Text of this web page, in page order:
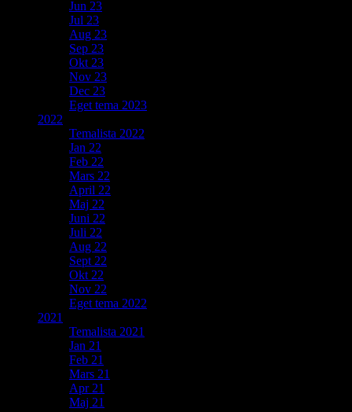
Jun 23
Jul 23
Aug 23
Sep 23
Okt 23
Nov 23
Dec 23
Eget tema 2023
2022
Temalista 2022
Jan 22
Feb 22
Mars 22
April 22
Maj 22
Juni 22
Juli 22
Aug 22
Sept 22
Okt 22
Nov 22
Eget tema 2022
2021
Temalista 2021
Jan 21
Feb 21
Mars 21
Apr 21
Maj 21